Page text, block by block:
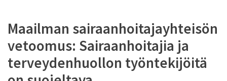
Maailman sairaanhoitajayhteisön
vetoomus: Sairaanhoitajia ja
terveydenhuollon työntekijöitä